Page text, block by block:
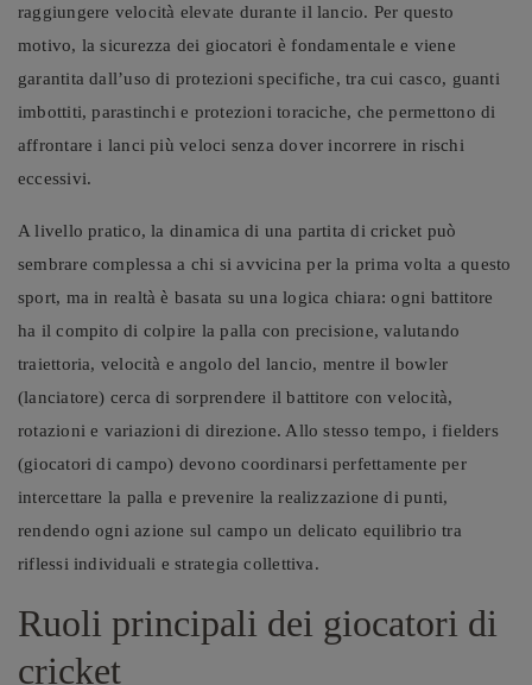
raggiungere velocità elevate durante il lancio. Per questo
motivo, la sicurezza dei giocatori è fondamentale e viene
garantita dall’uso di protezioni specifiche, tra cui casco, guanti
imbottiti, parastinchi e protezioni toraciche, che permettono di
affrontare i lanci più veloci senza dover incorrere in rischi
eccessivi.
A livello pratico, la dinamica di una partita di cricket può
sembrare complessa a chi si avvicina per la prima volta a questo
sport, ma in realtà è basata su una logica chiara: ogni battitore
ha il compito di colpire la palla con precisione, valutando
traiettoria, velocità e angolo del lancio, mentre il bowler
(lanciatore) cerca di sorprendere il battitore con velocità,
rotazioni e variazioni di direzione. Allo stesso tempo, i fielders
(giocatori di campo) devono coordinarsi perfettamente per
intercettare la palla e prevenire la realizzazione di punti,
rendendo ogni azione sul campo un delicato equilibrio tra
riflessi individuali e strategia collettiva.
Ruoli principali dei giocatori di
cricket